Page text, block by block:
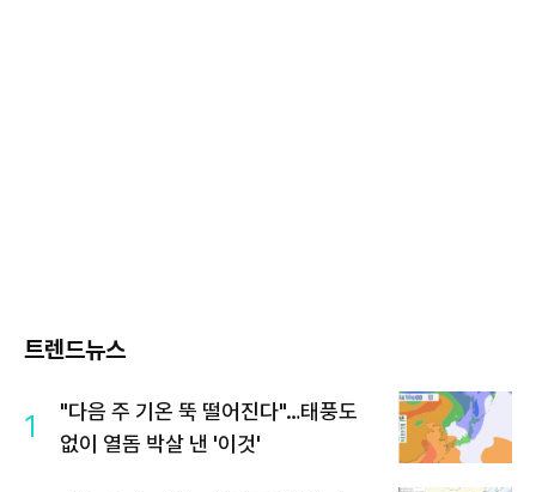
트렌드뉴스
1
"다음 주 기온 뚝 떨어진다"…태풍도
없이 열돔 박살 낸 '이것'